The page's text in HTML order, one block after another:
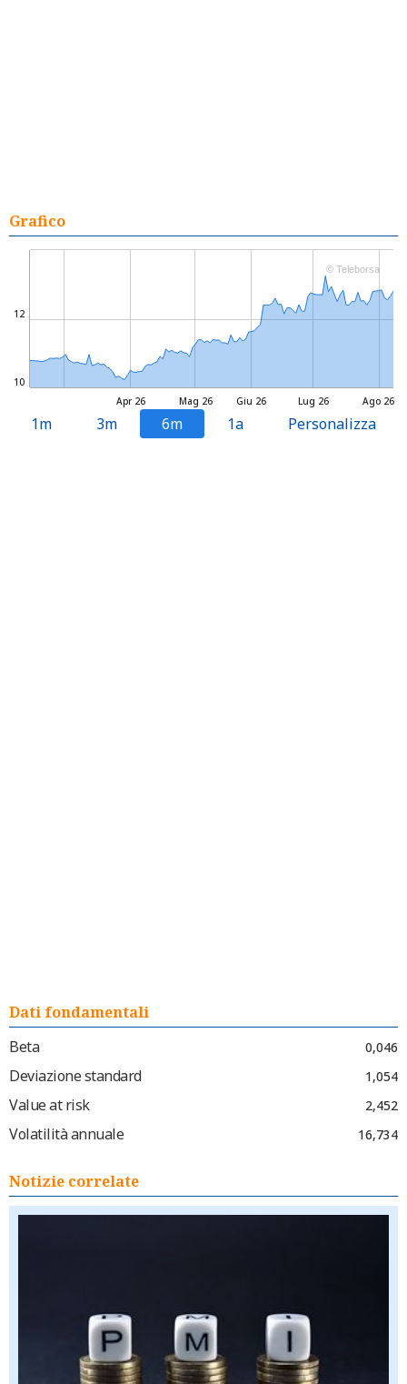
Grafico
Mag 26 Lug 26
Apr 26 Giu 26 Ago 26
10
12
© Teleborsa
1m 3m 6m 1a Personalizza
Dati fondamentali
Beta
0,046
Deviazione standard 1,054
Value at risk 2,452
Volatilità annuale 16,734
Notizie correlate